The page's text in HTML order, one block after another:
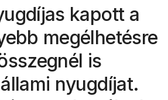
kapott a
megélhetésre
is
nyugdíjat.